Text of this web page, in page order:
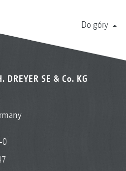
Do góry
DREYER SE & Co. KG
0